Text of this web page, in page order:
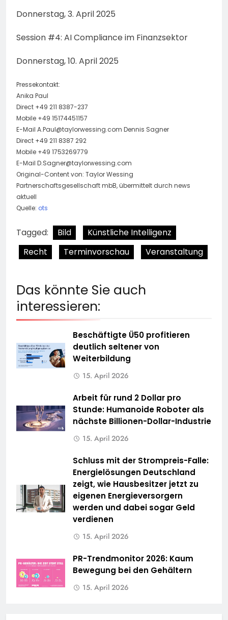
Donnerstag, 3. April 2025
Session #4: AI Compliance im Finanzsektor
Donnerstag, 10. April 2025
Pressekontakt:
Anika Paul
Direct +49 211 8387-237
Mobile +49 15174451157
E-Mail A.Paul@taylorwessing.com Dennis Sagner
Direct +49 211 8387 292
Mobile +49 1753269779
E-Mail D.Sagner@taylorwessing.com
Original-Content von: Taylor Wessing
Partnerschaftsgesellschaft mbB, übermittelt durch news
aktuell
Quelle: ots
Tagged: Bild
Künstliche Intelligenz
Recht
Terminvorschau Veranstaltung
Das könnte Sie auch
interessieren:
Beschäftigte Ü50 profitieren
deutlich seltener von
Weiterbildung
15. April 2026
Arbeit für rund 2 Dollar pro
Stunde: Humanoide Roboter als
nächste Billionen-Dollar-Industrie
15. April 2026
Schluss mit der Strompreis-Falle:
Energielösungen Deutschland
zeigt, wie Hausbesitzer jetzt zu
eigenen Energieversorgern
werden und dabei sogar Geld
verdienen
15. April 2026
PR-Trendmonitor 2026: Kaum
Bewegung bei den Gehältern
15. April 2026